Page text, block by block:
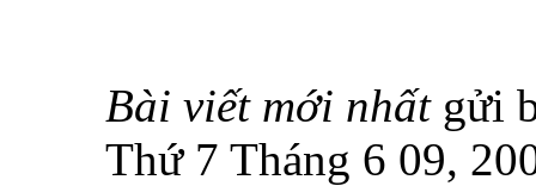
Bài viết mới nhất gửi
Thứ 7 Tháng 6 09,